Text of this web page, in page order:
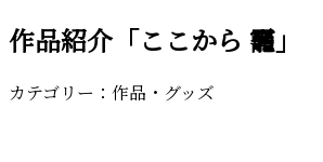
作品紹介「ここから 龗」
カテゴリー：作品・グッズ